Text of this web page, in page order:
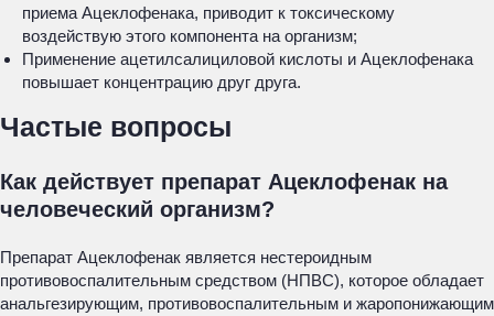
приема Ацеклофенака, приводит к токсическому
воздействую этого компонента на организм;
Применение ацетилсалициловой кислоты и Ацеклофенака
повышает концентрацию друг друга.
Частые вопросы
Как действует препарат Ацеклофенак на
человеческий организм?
Препарат Ацеклофенак является нестероидным
противовоспалительным средством (НПВС), которое обладает
анальгезирующим, противовоспалительным и жаропонижающим